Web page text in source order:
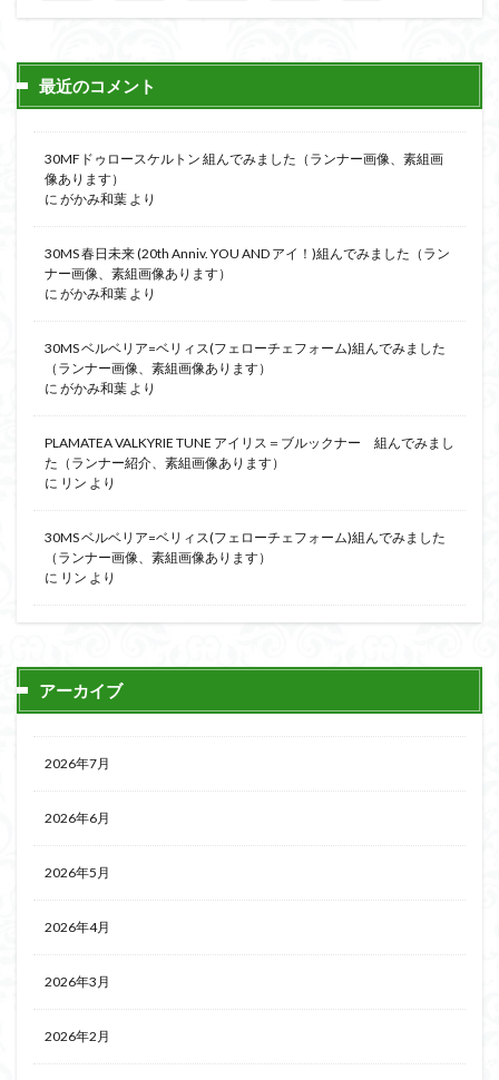
最近のコメント
30MFドゥロースケルトン 組んでみました（ランナー画像、素組画
像あります）
に がかみ和葉 より
30MS 春日未来 (20th Anniv. YOU AND アイ！)組んでみました（ラン
ナー画像、素組画像あります）
に がかみ和葉 より
30MS ベルベリア=ベリィス(フェローチェフォーム)組んでみました
（ランナー画像、素組画像あります）
に がかみ和葉 より
PLAMATEA VALKYRIE TUNE アイリス＝ブルックナー 組んでみまし
た（ランナー紹介、素組画像あります）
に リン より
30MS ベルベリア=ベリィス(フェローチェフォーム)組んでみました
（ランナー画像、素組画像あります）
に リン より
アーカイブ
2026年7月
2026年6月
2026年5月
2026年4月
2026年3月
2026年2月